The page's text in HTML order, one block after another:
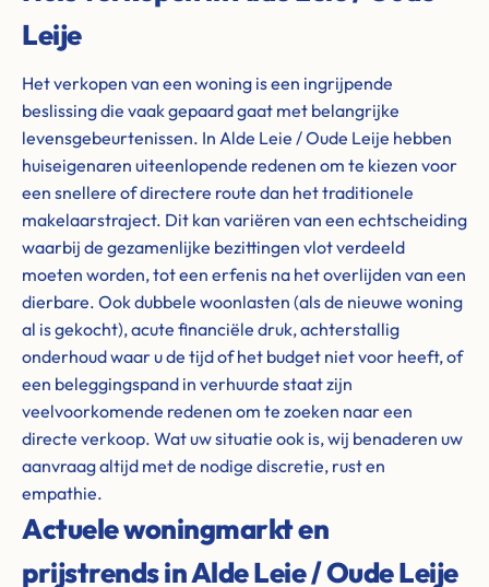
Leije
Het verkopen van een woning is een ingrijpende
beslissing die vaak gepaard gaat met belangrijke
levensgebeurtenissen. In Alde Leie / Oude Leije hebben
huiseigenaren uiteenlopende redenen om te kiezen voor
een snellere of directere route dan het traditionele
makelaarstraject. Dit kan variëren van een echtscheiding
waarbij de gezamenlijke bezittingen vlot verdeeld
moeten worden, tot een erfenis na het overlijden van een
dierbare. Ook dubbele woonlasten (als de nieuwe woning
al is gekocht), acute financiële druk, achterstallig
onderhoud waar u de tijd of het budget niet voor heeft, of
een beleggingspand in verhuurde staat zijn
veelvoorkomende redenen om te zoeken naar een
directe verkoop. Wat uw situatie ook is, wij benaderen uw
aanvraag altijd met de nodige discretie, rust en
empathie.
Actuele woningmarkt en
prijstrends in Alde Leie / Oude Leije